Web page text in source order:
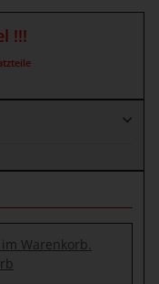
!!!
Warenkorb.